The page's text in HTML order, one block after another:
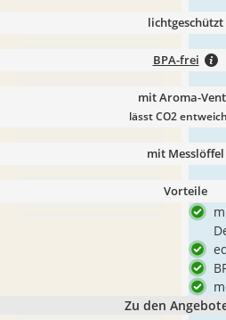
lichtgeschützt
BPA-frei
mit Aroma-
lässt CO2
mit Messlöffel
Vorteile
Zu den